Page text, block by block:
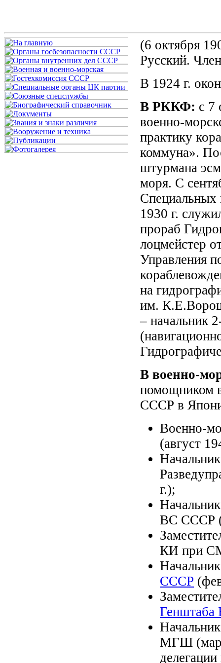
(6 октября
Русский.
В 1924 г.
В РККФ: с 7
военно-
практику
коммуна».
штурмана
моря. С
Специальных
1930 г.
прораб
лоцмейстер
Управления
на
им.
– начальник
В военно-
помощником
СССР в
Военно-
(август
г.);
ВС СССР
КИ при СМ
СССР
МГШ (март